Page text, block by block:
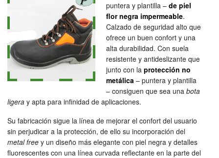
puntera y plantilla – de piel
flor negra impermeable.
Calzado de seguridad alto que
ofrece un buen confort y una
alta durabilidad. Con suela
resistente y antideslizante que
junto con la protección no
metálica – puntera y plantilla
– consiguen que sea una bota
ligera y apta para infinidad de aplicaciones.
Su fabricación sigue la línea de mejorar el confort del usuario
sin perjudicar a la protección, de ello su incorporación del
metal free y un diseño más elegante con piel negra y detalles
fluorescentes con una línea curvada reflectante en la parte del